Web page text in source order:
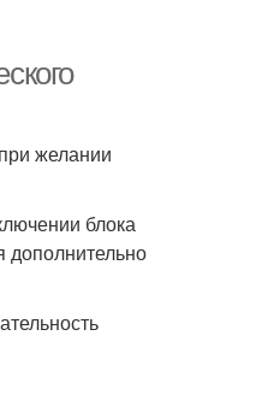
желании
блока
дополнительно